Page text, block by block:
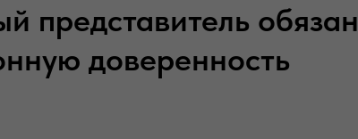
представитель обязан
доверенность